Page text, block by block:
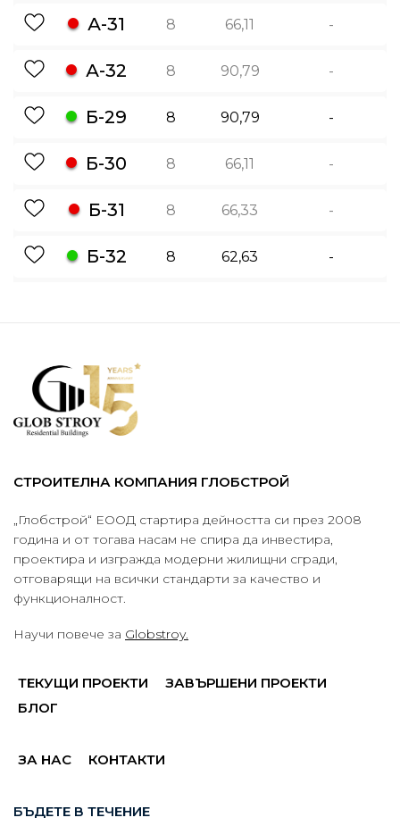
А-31 8 66,11 -
А-32 8 90,79 -
Б-29 8 90,79 -
Б-30 8 66,11 -
Б-31 8 66,33 -
Б-32 8 62,63 -
СТРОИТЕЛНА КОМПАНИЯ ГЛОБСТРОЙ
„Глобстрой“ ЕООД стартира дейността си през 2008
година и от тогава насам не спира да инвестира,
проектира и изгражда модерни жилищни сгради,
отговарящи на всички стандарти за качество и
функционалност.
Научи повече за Globstroy.
ТЕКУЩИ ПРОЕКТИ
ЗАВЪРШЕНИ ПРОЕКТИ
БЛОГ
ЗА НАС КОНТАКТИ
БЪДЕТЕ В ТЕЧЕНИЕ